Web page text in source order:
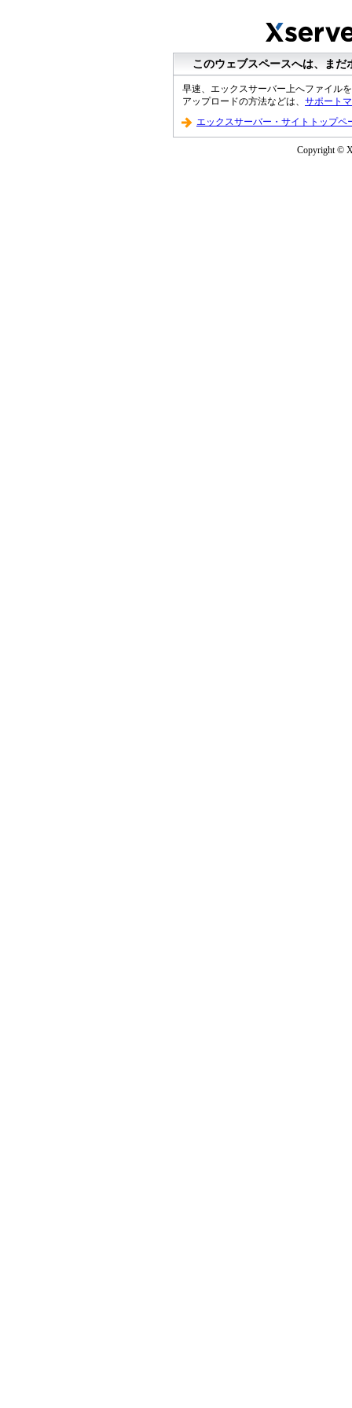
このウェブスペースへは、ま
早速、エックスサーバー上へファイル
アップロードの方法などは、 サポート
エックスサーバー・サイトトップペ
Copyright ©